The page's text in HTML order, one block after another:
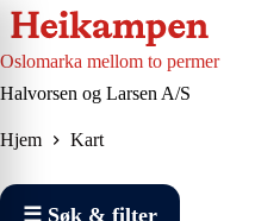
Hopp
til
innholdet
Oslomarka mellom to permer
Halvorsen og Larsen A/S
Hjem Kart
☰ Søk & filter